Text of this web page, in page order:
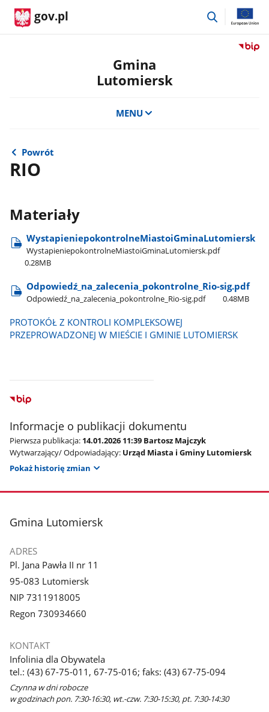
gov.pl
przejdź
Przejdź
Gmina
Lutomiersk
MENU
Powrót
RIO
Materiały
WystapieniepokontrolneMiastoiGminaLutomiersk
WystapieniepokontrolneMiastoiGminaLutomiersk.pdf
0.28MB
Odpowiedź​_na​_zalecenia​_pokontrolne​_Rio-sig.pdf
Odpowiedź​_na​_zalecenia​_pokontrolne​_Rio-sig.pdf 0.48MB
PROTOKÓŁ Z KONTROLI KOMPLEKSOWEJ
PRZEPROWADZONEJ W MIEŚCIE I GMINIE LUTOMIERSK
Informacje o publikacji dokumentu
Pierwsza publikacja: 14.01.2026 11:39 Bartosz Majczyk
Wytwarzający/ Odpowiadający: Urząd Miasta i Gminy Lutomiersk
Pokaż historię zmian
stopka
Gmina Lutomiersk
ADRES
Pl. Jana Pawła II nr 11
95-083 Lutomiersk
NIP 7311918005
Regon 730934660
KONTAKT
Infolinia dla Obywatela
tel.: (43) 67-75-011, 67-75-016; faks: (43) 67-75-094
Czynna w dni robocze
w godzinach pon. 7:30-16:30, wt.-czw. 7:30-15:30, pt. 7:30-14:30